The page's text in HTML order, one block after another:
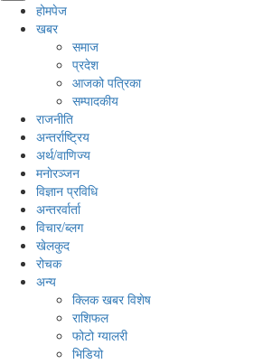
होमपेज
खबर
समाज
प्रदेश
आजको पत्रिका
सम्पादकीय
राजनीति
अन्तर्राष्ट्रिय
अर्थ/वाणिज्य
मनाेरञ्जन
विज्ञान प्रविधि
अन्तरर्वार्ता
विचार/ब्लग
खेलकुद
रोचक
अन्य
क्लिक खबर विशेष
राशिफल
फोटो ग्यालरी
भिडियो